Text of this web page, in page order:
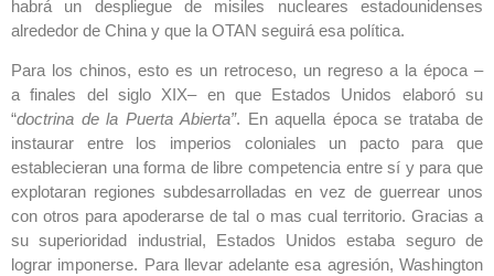
habrá un despliegue ‎de misiles nucleares estadounidenses
alrededor de China y que la OTAN seguirá esa política. ‎
Para los chinos, esto es un retroceso, un regreso a la época –
a finales del siglo XIX– en que ‎Estados Unidos elaboró su
“doctrina de la Puerta Abierta”. En aquella época se trataba de
‎instaurar entre los imperios coloniales un pacto para que
establecieran una forma de libre ‎competencia entre sí y para que
explotaran regiones subdesarrolladas en vez de guerrear unos
‎con otros para apoderarse de tal o mas cual territorio. Gracias a
su superioridad industrial, ‎Estados Unidos estaba seguro de
lograr imponerse. Para llevar adelante esa agresión, ‎Washington